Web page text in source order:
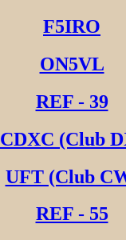
F5IRO
ON5VL
REF - 39
CDXC (Club
UFT (Club
REF - 55